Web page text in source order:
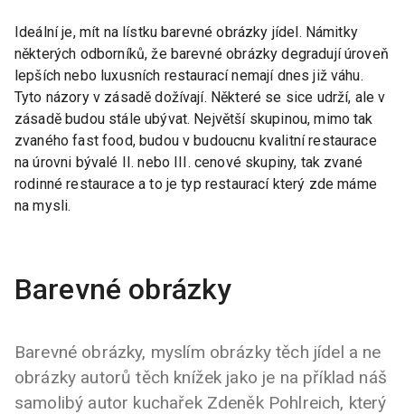
Ideální je, mít na lístku barevné obrázky jídel. Námitky
některých odborníků, že barevné obrázky degradují úroveň
lepších nebo luxusních restaurací nemají dnes již váhu.
Tyto názory v zásadě dožívají. Některé se sice udrží, ale v
zásadě budou stále ubývat. Největší skupinou, mimo tak
zvaného fast food, budou v budoucnu kvalitní restaurace
na úrovni bývalé II. nebo III. cenové skupiny, tak zvané
rodinné restaurace a to je typ restaurací který zde máme
na mysli.
Barevné obrázky
Barevné obrázky, myslím obrázky těch jídel a ne
obrázky autorů těch knížek jako je na příklad náš
samolibý autor kuchařek Zdeněk Pohlreich, který